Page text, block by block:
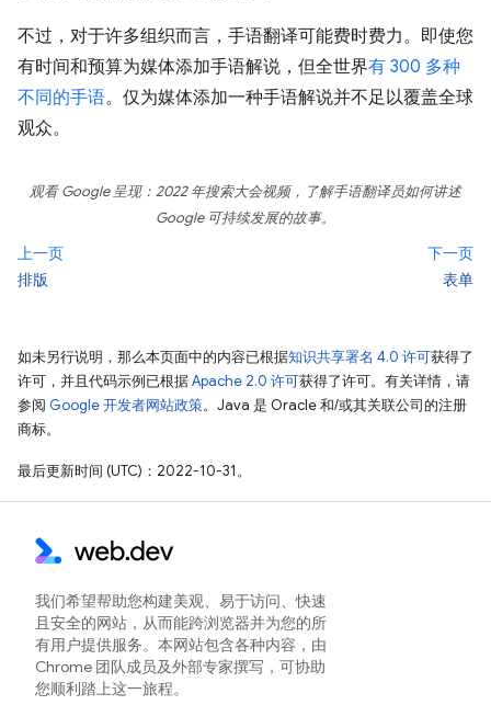
不过，对于许多组织而言，手语翻译可能费时费力。即使您
有时间和预算为媒体添加手语解说，但全世界有 300 多种
不同的手语。仅为媒体添加一种手语解说并不足以覆盖全球
观众。
观看Google 呈现：2022 年搜索大会视频，了解手语翻译员如何讲述
Google 可持续发展的故事。
上一页
排版
下一页
表单
如未另行说明，那么本页面中的内容已根据知识共享署名 4.0 许可获得了
许可，并且代码示例已根据Apache 2.0 许可获得了许可。有关详情，请
参阅 Google 开发者网站政策。Java 是 Oracle 和/或其关联公司的注册
商标。
最后更新时间 (UTC)：2022-10-31。
我们希望帮助您构建美观、易于访问、快速
且安全的网站，从而能跨浏览器并为您的所
有用户提供服务。本网站包含各种内容，由
Chrome 团队成员及外部专家撰写，可协助
您顺利踏上这一旅程。